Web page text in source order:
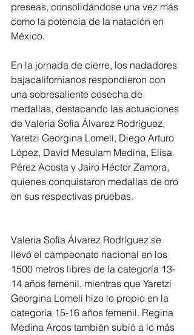
preseas, consolidándose una vez más
como la potencia de la natación en
México.
En la jornada de cierre, los nadadores
bajacalifornianos respondieron con
una sobresaliente cosecha de
medallas, destacando las actuaciones
de Valeria Sofía Álvarez Rodríguez,
Yaretzi Georgina Lomelí, Diego Arturo
López, David Mesulam Medina, Elisa
Pérez Acosta y Jairo Héctor Zamora,
quienes conquistaron medallas de oro
en sus respectivas pruebas.
Valeria Sofía Álvarez Rodríguez se
llevó el campeonato nacional en los
1500 metros libres de la categoría 13-
14 años femenil, mientras que Yaretzi
Georgina Lomelí hizo lo propio en la
categoría 15-16 años femenil. Regina
Medina Arcos también subió a lo más